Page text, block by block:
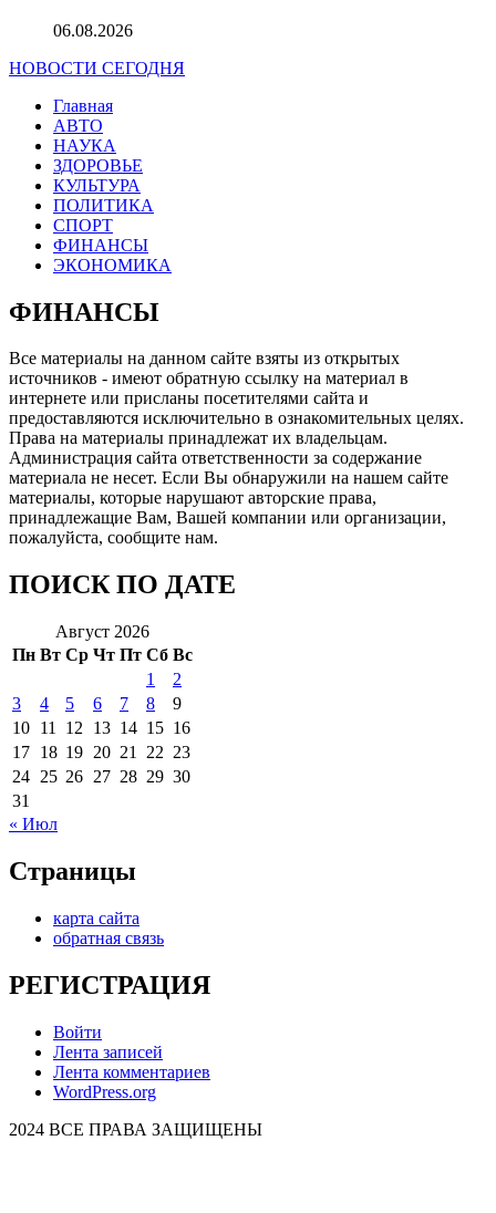
06.08.2026
НОВОСТИ СЕГОДНЯ
Главная
АВТО
НАУКА
ЗДОРОВЬЕ
КУЛЬТУРА
ПОЛИТИКА
СПОРТ
ФИНАНСЫ
ЭКОНОМИКА
ФИНАНСЫ
Все материалы на данном сайте взяты из открытых
источников - имеют обратную ссылку на материал в
интернете или присланы посетителями сайта и
предоставляются исключительно в ознакомительных целях.
Права на материалы принадлежат их владельцам.
Администрация сайта ответственности за содержание
материала не несет. Если Вы обнаружили на нашем сайте
материалы, которые нарушают авторские права,
принадлежащие Вам, Вашей компании или организации,
пожалуйста, сообщите нам.
ПОИСК ПО ДАТЕ
Август 2026
Пн Вт Ср Чт Пт Сб Вс
1
2
3
4 5 6 7 8
9
10 11 12 13 14 15 16
17 18 19 20 21 22 23
24 25 26 27 28 29 30
31
« Июл
Страницы
карта сайта
обратная связь
РЕГИСТРАЦИЯ
Войти
Лента записей
Лента комментариев
WordPress.org
2024 ВСЕ ПРАВА ЗАЩИЩЕНЫ